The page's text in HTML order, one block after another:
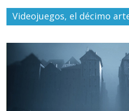
Videojuegos, el décimo